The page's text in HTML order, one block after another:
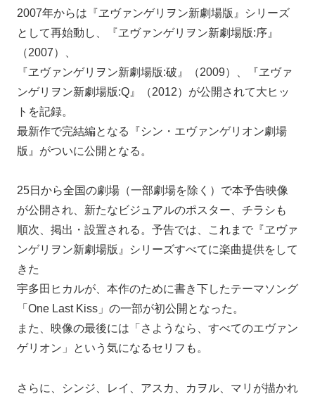
2007年からは『ヱヴァンゲリヲン新劇場版』シリーズ
として再始動し、『ヱヴァンゲリヲン新劇場版:序』
（2007）、
『ヱヴァンゲリヲン新劇場版:破』（2009）、『ヱヴァ
ンゲリヲン新劇場版:Q』（2012）が公開されて大ヒッ
トを記録。
最新作で完結編となる『シン・エヴァンゲリオン劇場
版』がついに公開となる。
25日から全国の劇場（一部劇場を除く）で本予告映像
が公開され、新たなビジュアルのポスター、チラシも
順次、掲出・設置される。予告では、これまで『ヱヴァ
ンゲリヲン新劇場版』シリーズすべてに楽曲提供をして
きた
宇多田ヒカルが、本作のために書き下したテーマソング
「One Last Kiss」の一部が初公開となった。
また、映像の最後には「さようなら、すべてのエヴァン
ゲリオン」という気になるセリフも。
さらに、シンジ、レイ、アスカ、カヲル、マリが描かれ